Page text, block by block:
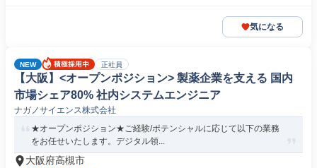
気になる
NEW 正社員
【大阪】<オープンポジション> 製薬企業を支える 国内
市場シェア80% 社内システムエンジニア
ナガノサイエンス株式会社
★オープンポジション★ご経験/ポテンシャルに応じて以下の業務
をお任せいたします。デジタル領...
大阪府高槻市